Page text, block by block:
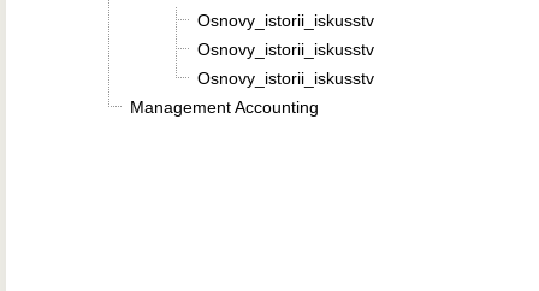
Osnovy_istorii_iskusstv
Osnovy_istorii_iskusstv
Osnovy_istorii_iskusstv
Management Accounting